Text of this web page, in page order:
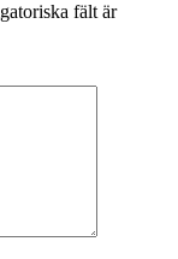
fält är